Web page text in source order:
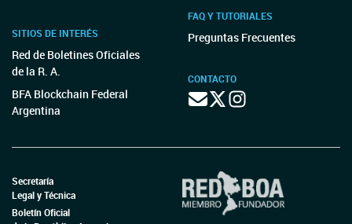
SITIOS DE INTERÉS
Red de Boletines Oficiales
de la R. A.
BFA Blockchain Federal
Argentina
FAQ Y TUTORIALES
Preguntas Frecuentes
CONTACTO
Secretaría
Legal y Técnica
Boletín Oficial